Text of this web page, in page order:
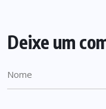
Deixe um